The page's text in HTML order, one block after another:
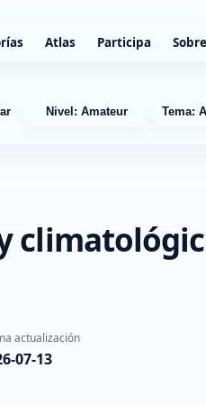
Atlas Participa Sobre
Nivel: Amateur Tema:
actualización
07-13